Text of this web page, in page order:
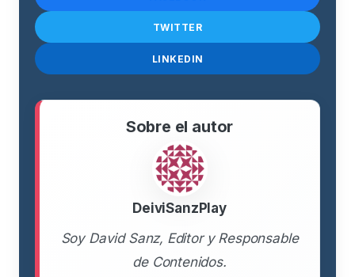
TWITTER
LINKEDIN
Sobre el autor
DeiviSanzPlay
Soy David Sanz, Editor y Responsable
de Contenidos.